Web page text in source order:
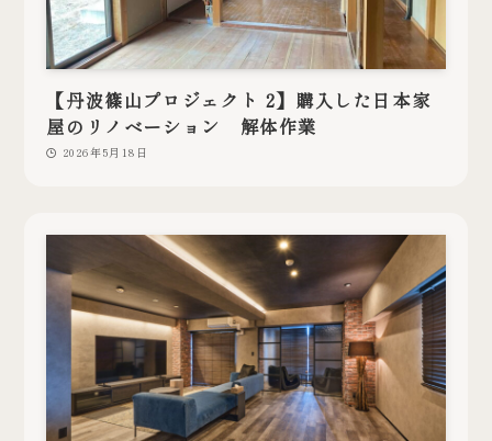
【丹波篠山プロジェクト 2】購入した日本家
屋のリノベーション 解体作業
2026年5月18日